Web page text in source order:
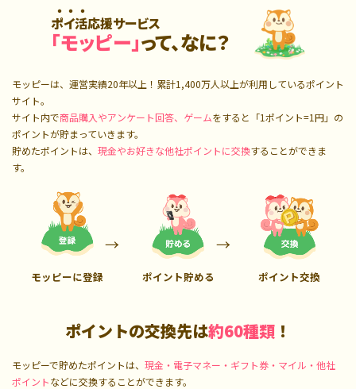
ポイ活応援サービス
「モッピー」って、なに？
モッピーは、運営実績20年以上！累計1,400万人以上が利用しているポイント
サイト。
サイト内で商品購入やアンケート回答、ゲームをすると「1ポイント=1円」の
ポイントが貯まっていきます。
貯めたポイントは、 現金やお好きな他社ポイントに交換することができま
す。
モッピーに登録 ポイント貯める ポイント交換
ポイントの交換先は約60種類 ！
モッピーで貯めたポイントは、 現金・電子マネー・ギフト券・マイル・他社
ポイントなどに交換することができます。